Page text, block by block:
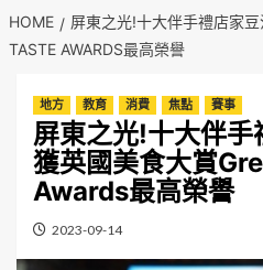
HOME
屏東之光!十大伴手禮店家
TASTE AWARDS最高榮譽
地方 教育 消費 焦點 賽事
屏東之光!十大伴手
獲英國美食大賞
Awards最高榮譽
2023-09-14